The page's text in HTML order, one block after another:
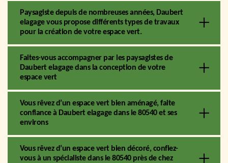
Paysagiste depuis de nombreuses années, Daubert
elagage vous propose différents types de travaux
pour la création de votre espace vert.
Faites-vous accompagner par les paysagistes de
Daubert elagage dans la conception de votre
espace vert
Vous rêvez d’un espace vert bien aménagé, faite
confiance à Daubert elagage dans le 80540 et ses
environs
Vous rêvez d’un espace vert bien décoré, confiez-
vous à un spécialiste dans le 80540 près de chez